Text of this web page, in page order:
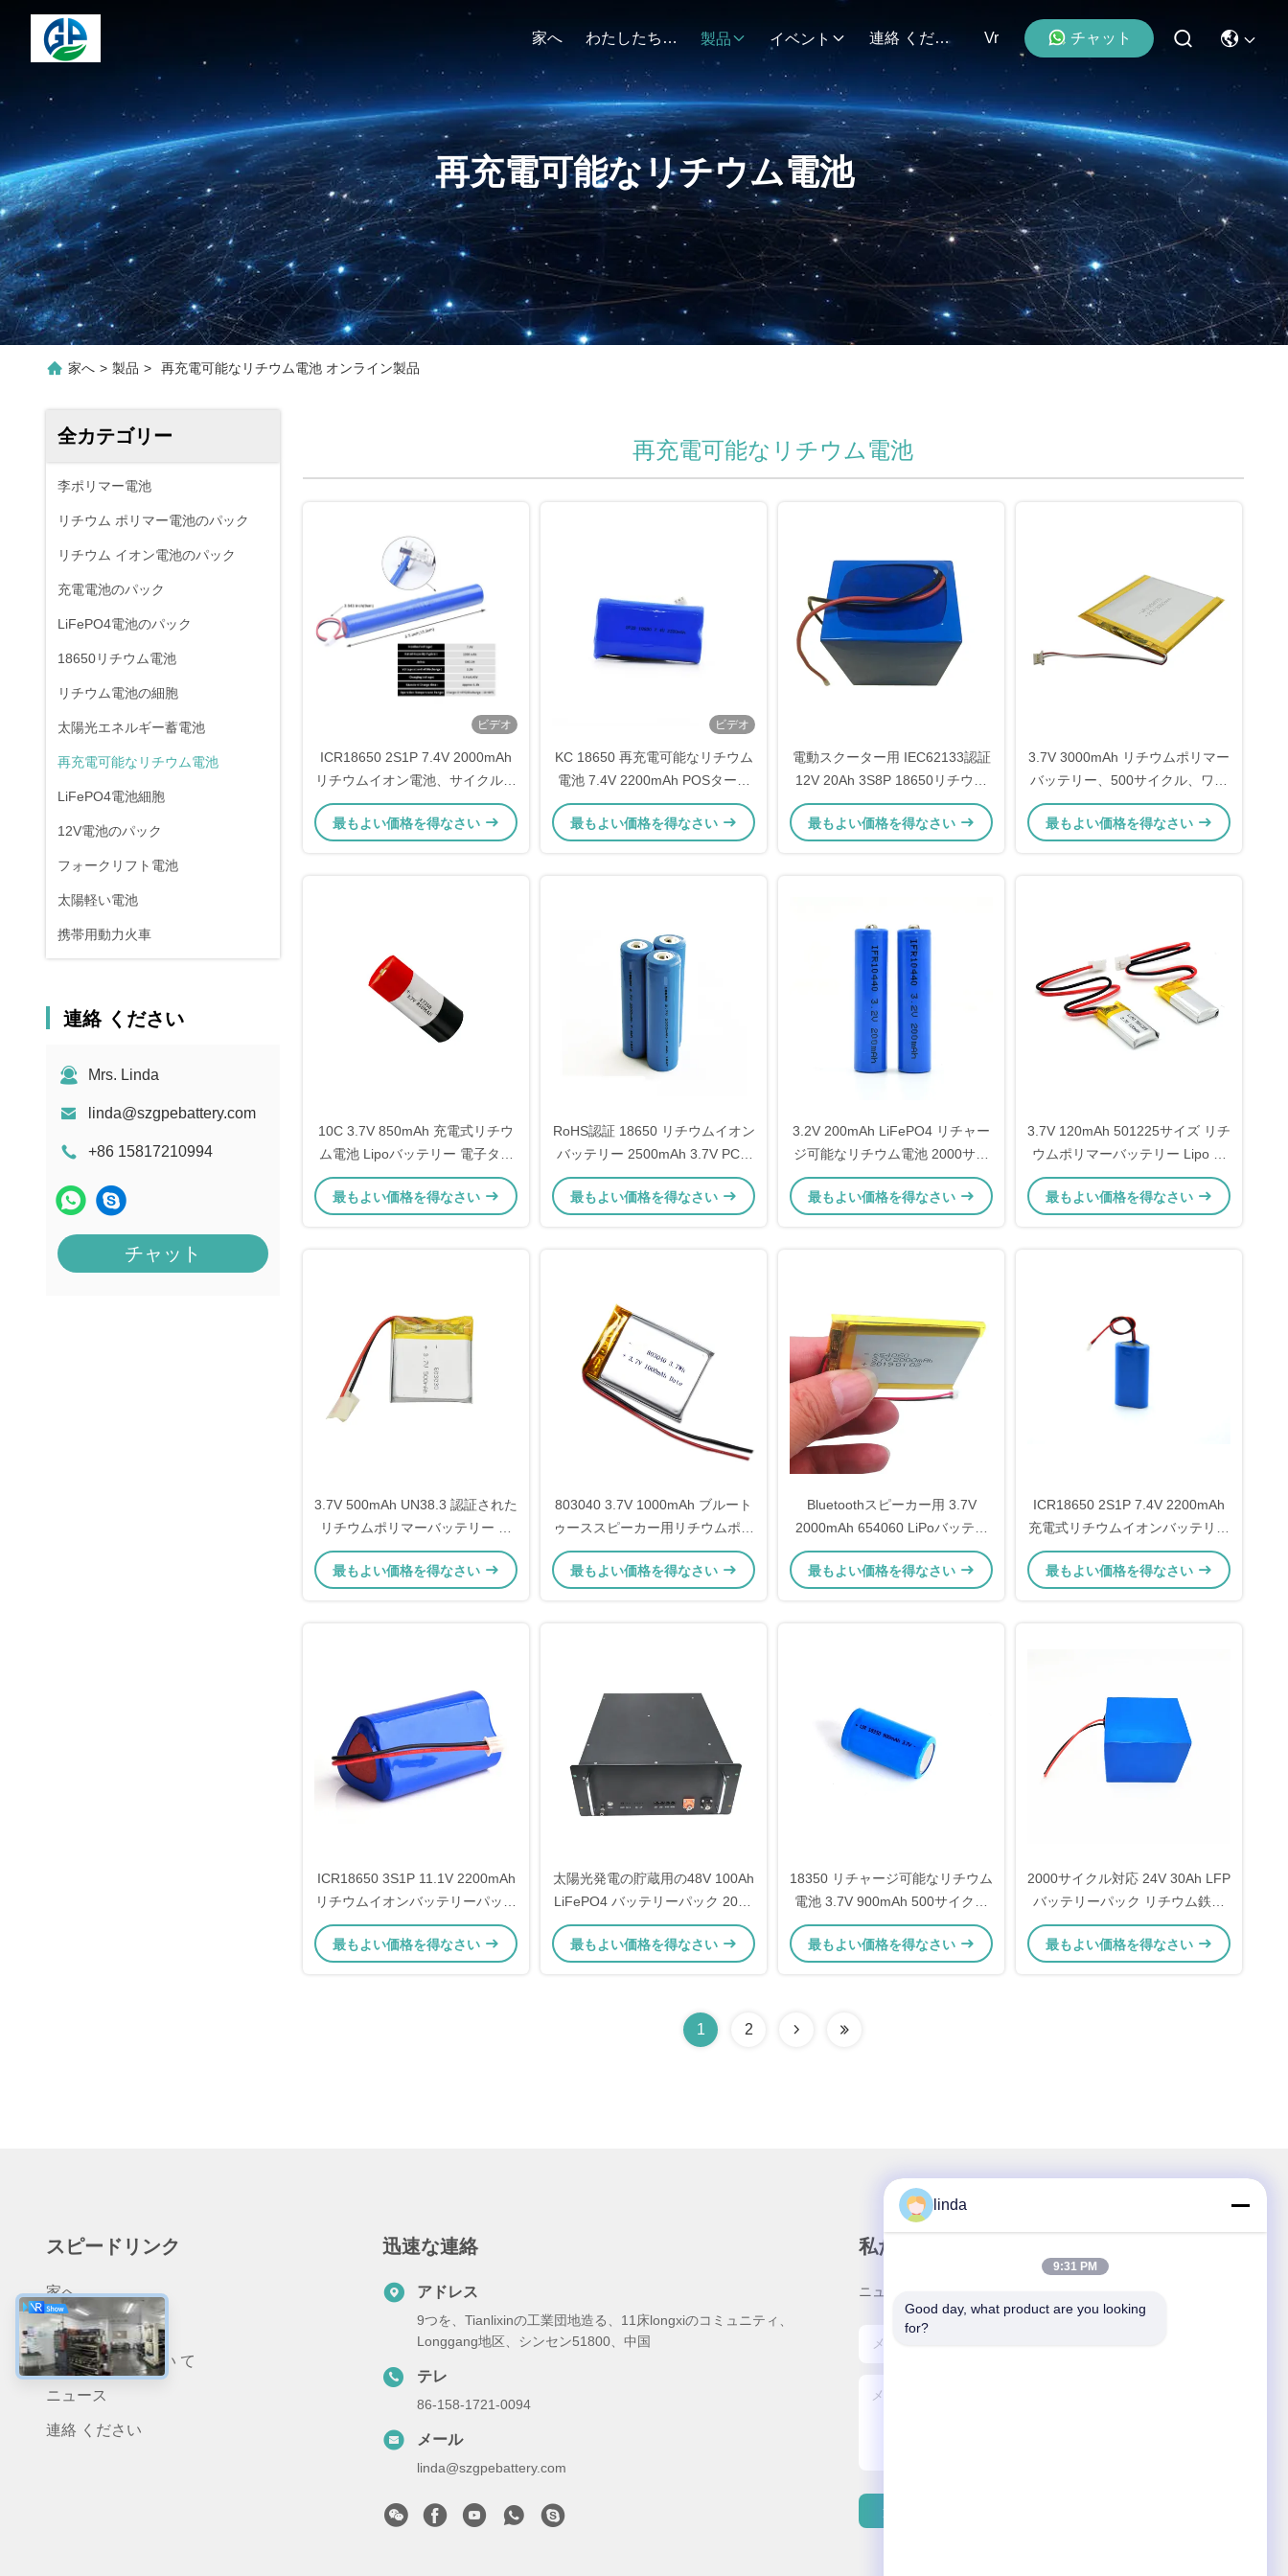
家へ わたしたち に つい て 製品 イベント 連絡 ください Vr チャット
再充電可能なリチウム電池
家へ > 製品 > 再充電可能なリチウム電池 オンライン製品
全カテゴリー
李ポリマー電池
リチウム ポリマー電池のパック
リチウム イオン電池のパック
充電電池のパック
LiFePO4電池のパック
18650リチウム電池
リチウム電池の細胞
太陽光エネルギー蓄電池
再充電可能なリチウム電池
LiFePO4電池細胞
12V電池のパック
フォークリフト電池
太陽軽い電池
携帯用動力火車
連絡 ください
Mrs. Linda
linda@szgpebattery.com
+86 15817210994
チャット
再充電可能なリチウム電池
ビデオ
ICR18650 2S1P 7.4V 2000mAh
リチウムイオン電池、サイクル寿
命 500 回、過電流保護およびグ
レード A セル搭載
最もよい価格を得なさい
ビデオ
KC 18650 再充電可能なリチウム
電池 7.4V 2200mAh POSターミ
ナルと医療機器に承認
最もよい価格を得なさい
電動スクーター用 IEC62133認証
12V 20Ah 3S8P 18650リチウム
イオンバッテリーパック サイク
ル寿命500回
最もよい価格を得なさい
3.7V 3000mAh リチウムポリマー
バッテリー、500サイクル、ワイ
ヤーコネクタ PCM NTC 付き
最もよい価格を得なさい
10C 3.7V 850mAh 充電式リチウ
ム電池 Lipoバッテリー 電子タバ
コ用
最もよい価格を得なさい
RoHS認証 18650 リチウムイオン
バッテリー 2500mAh 3.7V PCM
付き 産業用途向け
最もよい価格を得なさい
3.2V 200mAh LiFePO4 リチャー
ジ可能なリチウム電池 2000サイ
クル寿命とLEDランプの幅広い温
度範囲
最もよい価格を得なさい
3.7V 120mAh 501225サイズ リチ
ウムポリマーバッテリー Lipo 充
電式リチウムバッテリー コネク
ター付き
最もよい価格を得なさい
3.7V 500mAh UN38.3 認証された
リチウムポリマーバッテリー デ
ジタル製品のリポバッテリーパッ
ク
最もよい価格を得なさい
803040 3.7V 1000mAh ブルート
ゥーススピーカー用リチウムポリ
マーリポ充電電池
最もよい価格を得なさい
Bluetoothスピーカー用 3.7V
2000mAh 654060 LiPoバッテリ
ー (500サイクル対応)
最もよい価格を得なさい
ICR18650 2S1P 7.4V 2200mAh
充電式リチウムイオンバッテリー
パック IEC62133認証
最もよい価格を得なさい
ICR18650 3S1P 11.1V 2200mAh
リチウムイオンバッテリーパック
POS端末と医療機器のための500
サイクル寿命
最もよい価格を得なさい
太陽光発電の貯蔵用の48V 100Ah
LiFePO4 バッテリーパック 2000
サイクル寿命
最もよい価格を得なさい
18350 リチャージ可能なリチウム
電池 3.7V 900mAh 500サイクル
用
最もよい価格を得なさい
2000サイクル対応 24V 30Ah LFP
バッテリーパック リチウム鉄リ
ン酸充電式リチウムイオンバッテ
リー
最もよい価格を得なさい
1 2
スピードリンク
家へ
製品
わたしたち に つい て
ニュース
連絡 ください
迅速な連絡
アドレス
9つを、Tianlixinの工業団地造る、11床longxiのコミュニティ、
Longgang地区、シンセン51800、中国
テレ
86-158-1721-0094
メール
linda@szgpebattery.com
私たちのニュースレター
ニュースレターへの購読は,割引などで可能です.
連絡 ください
linda
9:31 PM
Good day, what product are you looking
for?